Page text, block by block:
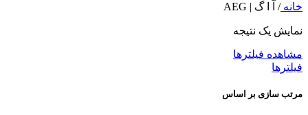
خانه/ آ ا گ | AEG
نمایش یک نتیجه
مشاهده فیلترها
فیلترها
مرتب سازی بر اساس